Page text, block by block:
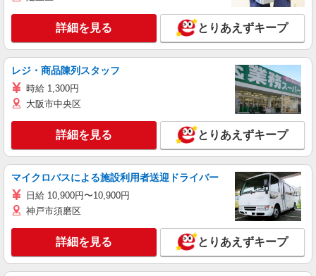
詳細を見る とりあえずキープ
レジ・商品陳列スタッフ
時給 1,300円
大阪市中央区
詳細を見る とりあえずキープ
マイクロバスによる施設利用者送迎ドライバー
日給 10,900円〜10,900円
神戸市須磨区
詳細を見る とりあえずキープ